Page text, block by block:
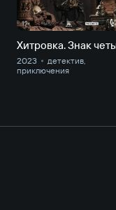
2023
детектив,
приключе­ния